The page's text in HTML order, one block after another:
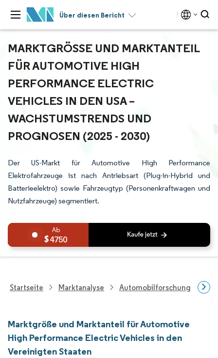
Über diesen Bericht
MARKTGRÖSSE UND MARKTANTEIL F
ÜR AUTOMOTIVE HIGH P
ERFORMANCE ELECTRIC V
EHICLES IN DEN USA – W
ACHSTUMSTRENDS UND P
ROGNOSEN (2025 - 2030)
Der US-Markt für Automotive High Performance
Elektrofahrzeuge ist nach Antriebsart (Plug-in-Hybrid und
Batterieelektro) sowie Fahrzeugtyp (Personenkraftwagen und
Nutzfahrzeuge) segmentiert.
4750
Startseite Marktanalyse Automobilforschung
Marktgröße und Marktanteil für Automotive
High Performance Electric Vehicles in den
Vereinigten Staaten